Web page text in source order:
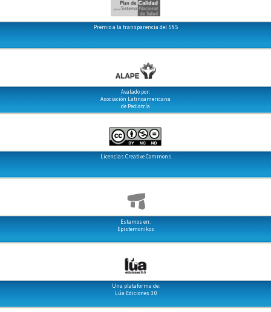
Premio a la transparencia del SNS
Avalado por:
Asociación Latinoamericana
de Pediatría
Licencias Creative Commons
Estamos en:
Epistemonikos
Una plataforma de:
Lúa Ediciones 3.0